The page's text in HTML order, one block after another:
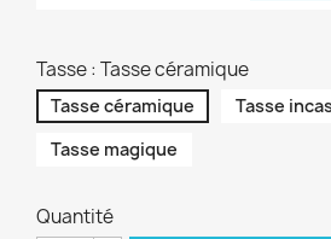
Tasse : Tasse céramique
Tasse céramique Tasse
Tasse magique
Quantité